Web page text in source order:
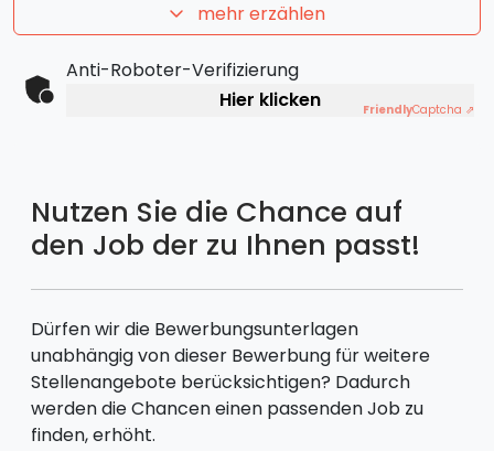
mehr erzählen
Anti-Roboter-Verifizierung
Hier klicken
FriendlyCaptcha ⇗
Nutzen Sie die Chance auf
den Job der zu Ihnen passt!
Dürfen wir die Bewerbungsunterlagen
unabhängig von dieser Bewerbung für weitere
Stellenangebote berücksichtigen? Dadurch
werden die Chancen einen passenden Job zu
finden, erhöht.